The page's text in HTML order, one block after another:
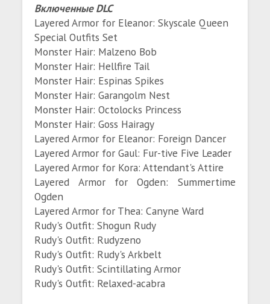
Включенные DLC
Layered Armor for Eleanor: Skyscale Queen
Special Outfits Set
Monster Hair: Malzeno Bob
Monster Hair: Hellfire Tail
Monster Hair: Espinas Spikes
Monster Hair: Garangolm Nest
Monster Hair: Octolocks Princess
Monster Hair: Goss Hairagy
Layered Armor for Eleanor: Foreign Dancer
Layered Armor for Gaul: Fur-tive Five Leader
Layered Armor for Kora: Attendant's Attire
Layered Armor for Ogden: Summertime
Ogden
Layered Armor for Thea: Canyne Ward
Rudy's Outfit: Shogun Rudy
Rudy's Outfit: Rudyzeno
Rudy's Outfit: Rudy's Arkbelt
Rudy's Outfit: Scintillating Armor
Rudy's Outfit: Relaxed-acabra